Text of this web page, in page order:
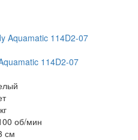
114D2-07
об/мин
см